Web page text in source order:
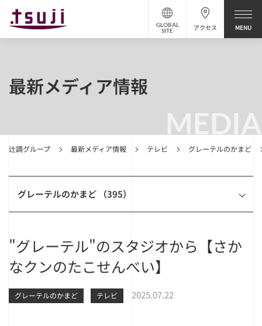
アクセス
GLOBAL
SITE
MEDIA
辻調グループ 最新メディア情報 テレビ グレーテルのかまど
最新メディア情報
グレーテルのかまど （395）
"グレーテル"のスタジオから【さか
なクンのたこせんべい】
グレーテルのかまど テレビ 2025.07.22